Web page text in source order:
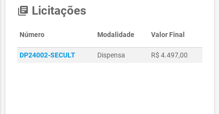
library_books Licitações
Número Modalidade Valor Final
DP24002-SECULT Dispensa R$ 4.497,00